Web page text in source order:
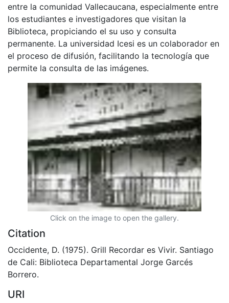
entre la comunidad Vallecaucana, especialmente entre
los estudiantes e investigadores que visitan la
Biblioteca, propiciando el su uso y consulta
permanente. La universidad Icesi es un colaborador en
el proceso de difusión, facilitando la tecnología que
permite la consulta de las imágenes.
Click on the image to open the gallery.
Citation
Occidente, D. (1975). Grill Recordar es Vivir. Santiago
de Cali: Biblioteca Departamental Jorge Garcés
Borrero.
URI